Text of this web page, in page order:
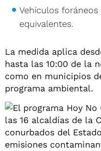
Vehículos
equivalentes.
La medida aplica
hasta las 10:00 de la
como en municipios
programa ambiental.